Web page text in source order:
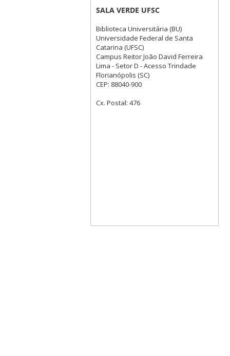
SALA VERDE UFSC
Biblioteca Universitária (BU)
Universidade Federal de Santa
Catarina (UFSC)
Campus Reitor João David Ferreira
Lima - Setor D - Acesso Trindade
Florianópolis (SC)
CEP: 88040-900
Cx. Postal: 476